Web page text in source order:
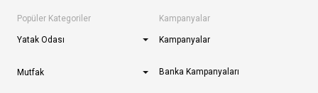
Popüler Kategoriler
Yatak Odası
Mutfak
Kampanyalar
Kampanyalar
Banka Kampanyaları